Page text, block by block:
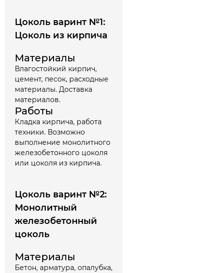
Цоколь варинт №1:
Цоколь из кирпича
Материалы
Влагостойкий кирпич,
цемент, песок, расходные
материалы. Доставка
материалов.
Работы
Кладка кирпича, работа
техники. Возможно
выполнение монолитного
железобетонного цоколя
или цоколя из кирпича.
Цоколь варинт №2:
Монолитный
железобетонный
цоколь
Материалы
Бетон, арматура, опалубка,